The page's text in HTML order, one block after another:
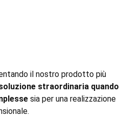
il nostro prodotto più
straordinaria quando
sia per una realizzazione